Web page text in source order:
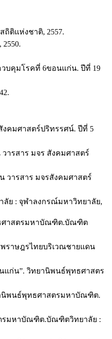
ติแห่งชาติ, 2557.
บคุมโรคที่ 6ขอนแก่น. ปีที่ 19
คมศาสตร์ปริทรรศน์. ปีที่ 5
ารสาร มจร สังคมศาสตร์
วารสาร มจรสังคมศาสตร์
ย : จุฬาลงกรณ์มหาวิทยาลัย,
ธศาสตรมหาบัณฑิต.บัณฑิต
ราษฎรไทยบริเวณชายแดน
แก่น”. วิทยานิพนธ์พุทธศาสตร
านิพนธ์พุทธศาสตรมหาบัณฑิต.
ตรมหาบัณฑิต.บัณฑิตวิทยาลัย :